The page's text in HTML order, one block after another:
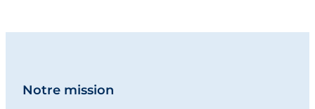
Notre mission